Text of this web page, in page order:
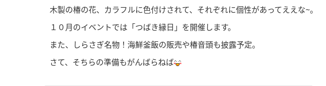
木製の椿の花、カラフルに色付けされて、それぞれに個性があってええな~。
１０月のイベントでは「つばき縁日」を開催します。
また、しらさぎ名物！海鮮釜飯の販売や椿音頭も披露予定。
さて、そちらの準備もがんばらねば